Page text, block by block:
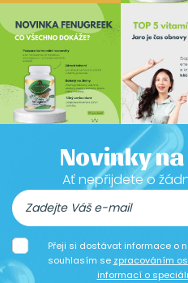
Novinky
Ať nepřijdete o
Přeji si dostávat informace o
souhlasím se zpracováním
informací o